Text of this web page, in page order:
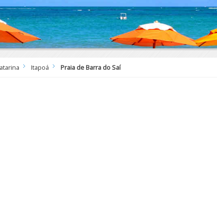
Itapoá Praia de Barra do Saí